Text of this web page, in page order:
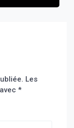
Les
*